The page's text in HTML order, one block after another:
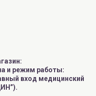
и режим работы:
вход медицинский